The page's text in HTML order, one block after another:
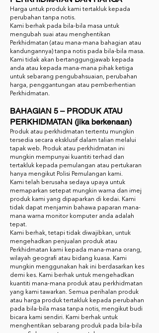
Harga untuk produk kami tertakluk kepada
perubahan tanpa notis.
Kami berhak pada bila-bila masa untuk
mengubah suai atau menghentikan
Perkhidmatan (atau mana-mana bahagian atau
kandungannya) tanpa notis pada bila-bila masa.
Kami tidak akan bertanggungjawab kepada
anda atau kepada mana-mana pihak ketiga
untuk sebarang pengubahsuaian, perubahan
harga, penggantungan atau pemberhentian
Perkhidmatan.
BAHAGIAN 5 – PRODUK ATAU
PERKHIDMATAN (jika berkenaan)
Produk atau perkhidmatan tertentu mungkin
tersedia secara eksklusif dalam talian melalui
tapak web. Produk atau perkhidmatan ini
mungkin mempunyai kuantiti terhad dan
tertakluk kepada pemulangan atau pertukaran
hanya mengikut Polisi Pemulangan kami.
Kami telah berusaha sedaya upaya untuk
memaparkan setepat mungkin warna dan imej
produk kami yang dipaparkan di kedai. Kami
tidak dapat menjamin bahawa paparan mana-
mana warna monitor komputer anda adalah
tepat.
Kami berhak, tetapi tidak diwajibkan, untuk
mengehadkan penjualan produk atau
Perkhidmatan kami kepada mana-mana orang,
wilayah geografi atau bidang kuasa. Kami
mungkin menggunakan hak ini berdasarkan kes
demi kes. Kami berhak untuk mengehadkan
kuantiti mana-mana produk atau perkhidmatan
yang kami tawarkan. Semua perihalan produk
atau harga produk tertakluk kepada perubahan
pada bila-bila masa tanpa notis, mengikut budi
bicara kami sendiri. Kami berhak untuk
menghentikan sebarang produk pada bila-bila